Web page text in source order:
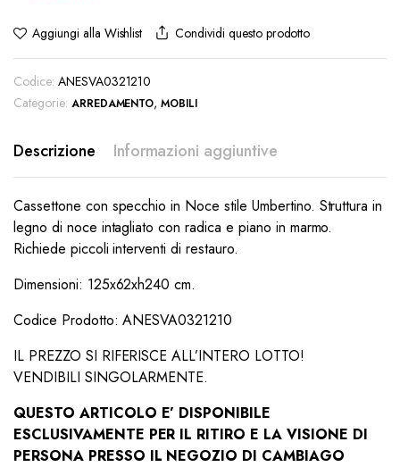
Aggiungi alla Wishlist Condividi questo prodotto
Codice: ANESVA0321210
Categorie: ARREDAMENTO,MOBILI
Descrizione Informazioni aggiuntive
Cassettone con specchio in Noce stile Umbertino. Struttura in
legno di noce intagliato con radica e piano in marmo.
Richiede piccoli interventi di restauro.
Dimensioni: 125x62xh240 cm.
Codice Prodotto: ANESVA0321210
IL PREZZO SI RIFERISCE ALL’INTERO LOTTO!
VENDIBILI SINGOLARMENTE.
QUESTO ARTICOLO E’ DISPONIBILE
ESCLUSIVAMENTE PER IL RITIRO E LA VISIONE DI
PERSONA PRESSO IL NEGOZIO DI CAMBIAGO